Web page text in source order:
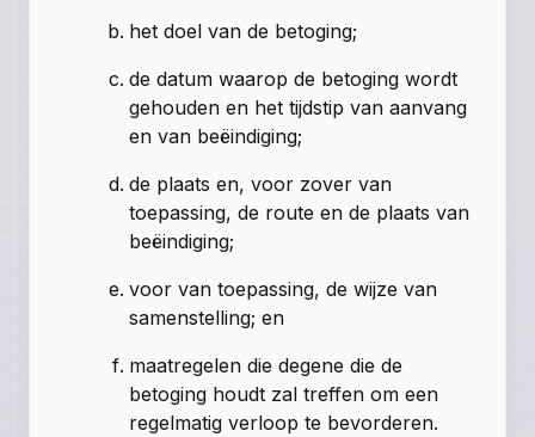
het doel van de betoging;
de datum waarop de betoging wordt
gehouden en het tijdstip van aanvang
en van beëindiging;
de plaats en, voor zover van
toepassing, de route en de plaats van
beëindiging;
voor van toepassing, de wijze van
samenstelling; en
maatregelen die degene die de
betoging houdt zal treffen om een
regelmatig verloop te bevorderen.